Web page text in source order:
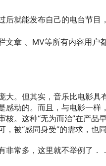
就能发布自己的电台节目
文章 、MV等所有内容用
大。但其实，音乐比电影
感动的。而且，与电影一
。这种“无为而治”在产
，被“感同身受”的需求，
常多，这里就不举例了．